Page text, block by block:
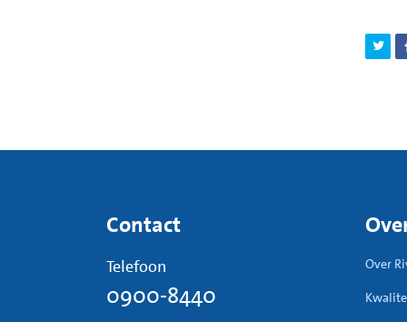
Contact
Telefoon
0900-8440
Over